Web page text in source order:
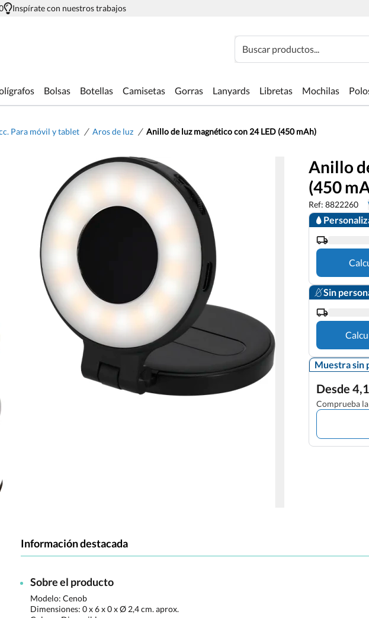
Inspírate con nuestros trabajos
Buscar productos...
Bolsas Botellas Camisetas Gorras Lanyards Libretas Mochilas
Para móvil y tablet / Aros de luz / Anillo de luz magnético con 24 LED (450 mAh)
Anillo
(450
Ref: 8822260
Sin
Muestra sin
Desde
Comprueba
Información destacada
Sobre el producto
Modelo: Cenob
Dimensiones: 0 x 6 x 0 x Ø 2,4 cm. aprox.